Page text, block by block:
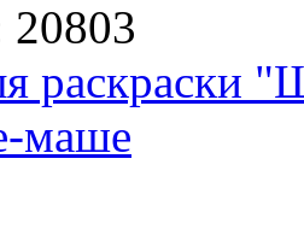
20803
раскраски
маше